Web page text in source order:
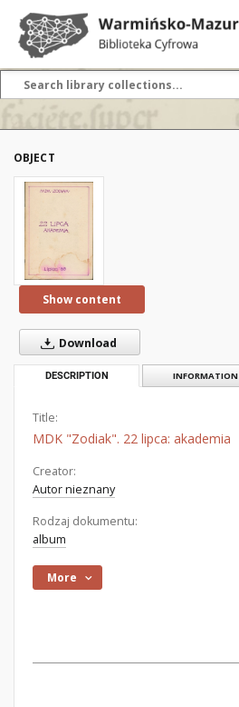
OBJECT
Show content
Download
DESCRIPTION INFORMATION
Title:
MDK "Zodiak". 22 lipca: akademia
Creator:
Autor nieznany
Rodzaj dokumentu:
album
More